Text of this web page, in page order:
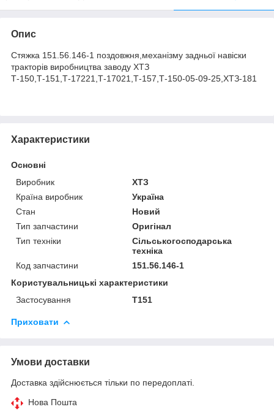
Опис
Стяжка 151.56.146-1 поздовжня,механізму задньої навіски
тракторів виробництва заводу ХТЗ
Т-150,Т-151,Т-17221,Т-17021,Т-157,Т-150-05-09-25,ХТЗ-181
Характеристики
Основні
Виробник
ХТЗ
Країна виробник
Україна
Стан
Новий
Тип запчастини
Оригінал
Тип техніки
Сільськогосподарська
техніка
Код запчастини
151.56.146-1
Користувальницькі характеристики
Застосування
Т151
Приховати
Умови доставки
Доставка здійснюється тільки по передоплаті.
Нова Пошта